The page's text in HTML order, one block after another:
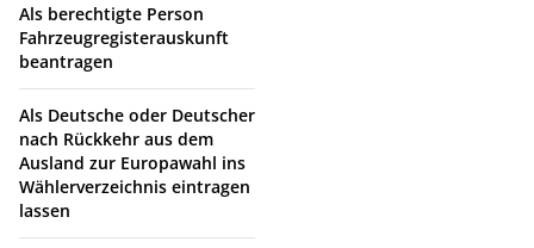
Als berechtigte Person
Fahrzeugregisterauskunft
beantragen
Als Deutsche oder Deutscher
nach Rückkehr aus dem
Ausland zur Europawahl ins
Wählerverzeichnis eintragen
lassen